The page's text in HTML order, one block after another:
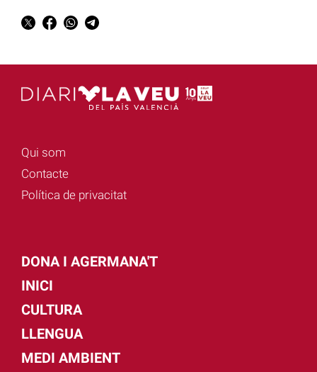
Qui som
Contacte
Política de privacitat
DONA I AGERMANA'T
INICI
CULTURA
LLENGUA
MEDI AMBIENT